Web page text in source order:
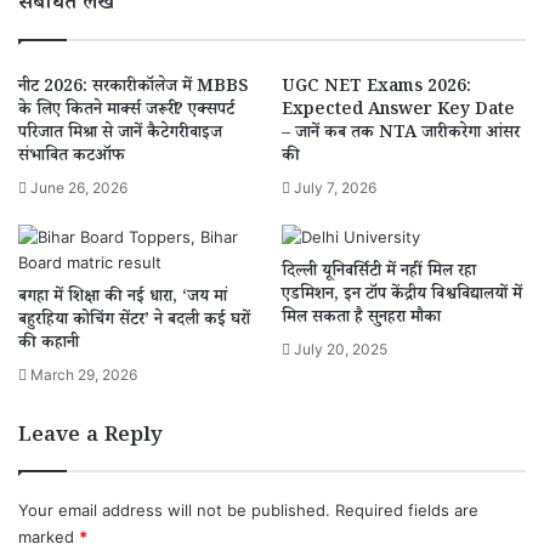
नीट 2026: सरकारी कॉलेज में MBBS
के लिए कितने मार्क्स जरूरी? एक्सपर्ट
परिजात मिश्रा से जानें कैटेगरी वाइज
संभावित कटऑफ
June 26, 2026
UGC NET Exams 2026:
Expected Answer Key Date
– जानें कब तक NTA जारी करेगा आंसर
की
July 7, 2026
बगहा में शिक्षा की नई धारा, ‘जय मां
बहुरहिया कोचिंग सेंटर’ ने बदली कई घरों
की कहानी
March 29, 2026
दिल्ली यूनिवर्सिटी में नहीं मिल रहा
एडमिशन, इन टॉप केंद्रीय विश्वविद्यालयों में
मिल सकता है सुनहरा मौका
July 20, 2025
Leave a Reply
Your email address will not be published. Required fields are
marked *